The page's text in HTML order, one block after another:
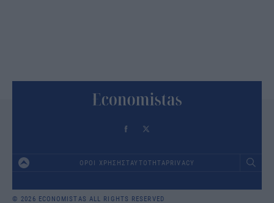
© 2026 ECONOMISTAS ALL RIGHTS RESERVED
ΟΡΟΙ ΧΡΗΣΗΣΤΑΥΤΟΤΗΤΑPRIVACY